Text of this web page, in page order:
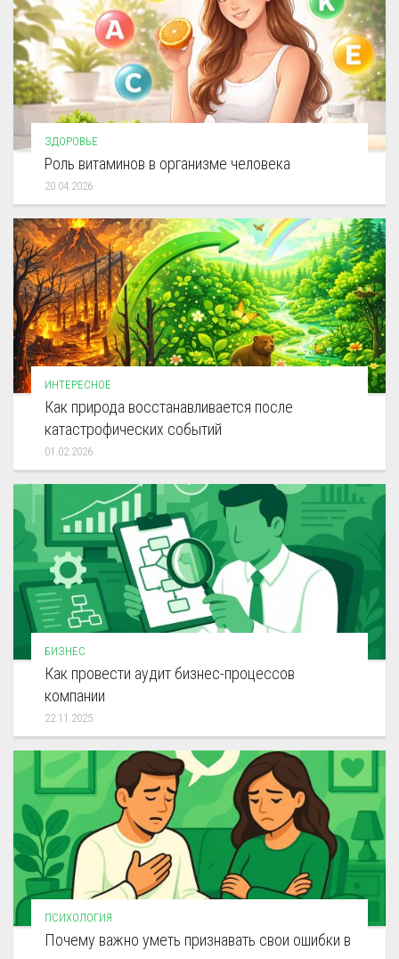
ЗДОРОВЬЕ
Роль витаминов в организме человека
20.04.2026
ИНТЕРЕСНОЕ
Как природа восстанавливается после
катастрофических событий
01.02.2026
БИЗНЕС
Как провести аудит бизнес-процессов
компании
22.11.2025
ПСИХОЛОГИЯ
Почему важно уметь признавать свои ошибки в